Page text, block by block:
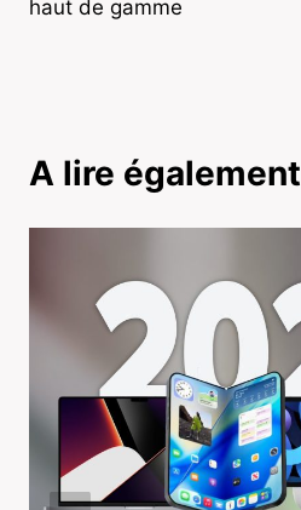
haut de gamme
A lire également